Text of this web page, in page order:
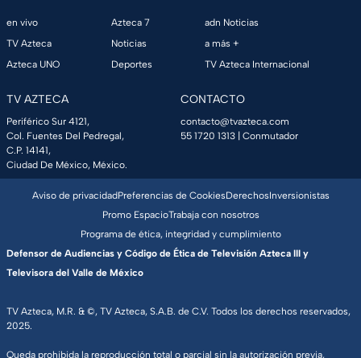
en vivo
TV Azteca
Azteca UNO
Azteca 7
Noticias
Deportes
adn Noticias
a más +
TV Azteca Internacional
TV AZTECA
Periférico Sur 4121,
Col. Fuentes Del Pedregal,
C.P. 14141,
Ciudad De México, México.
CONTACTO
contacto@tvazteca.com
55 1720 1313 | Conmutador
TV Azteca, M.R. & ©, TV Azteca, S.A.B. de C.V. Todos los derechos reservados,
2025.
Queda prohibida la reproducción total o parcial sin la autorización previa,
Aviso de privacidadPreferencias de CookiesDerechosInversionistas
Promo EspacioTrabaja con nosotros
Programa de ética, integridad y cumplimiento
Defensor de Audiencias y Código de Ética de Televisión Azteca III y
Televisora del Valle de México